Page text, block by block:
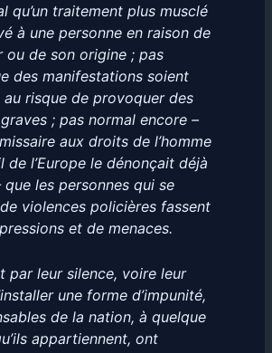
qu’un traitement plus musclé
à une personne en raison de
ou de son origine ; pas
des manifestations soient
au risque de provoquer des
; pas normal encore –
aux droits de l’homme
de l’Europe le dénonçait déjà
les personnes qui se
violences policières fassent
et de menaces.
par leur silence, voire leur
une forme d’impunité,
de la nation, à quelque
appartiennent, ont